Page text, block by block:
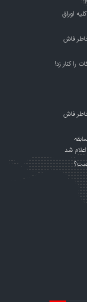
اوراق
خاطر فاش
را کنار زد!
خاطر فاش
شد